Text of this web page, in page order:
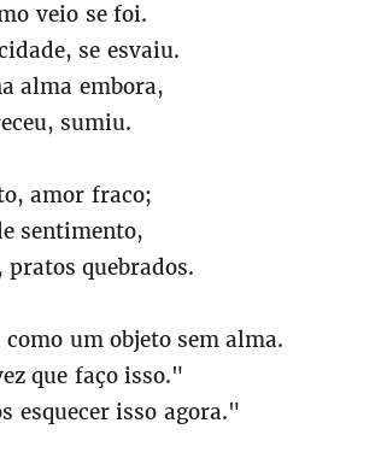
veio se foi.
se esvaiu.
alma embora,
sumiu.
amor fraco;
sentimento,
pratos quebrados.
um objeto sem alma.
que faço isso."
esquecer isso agora."